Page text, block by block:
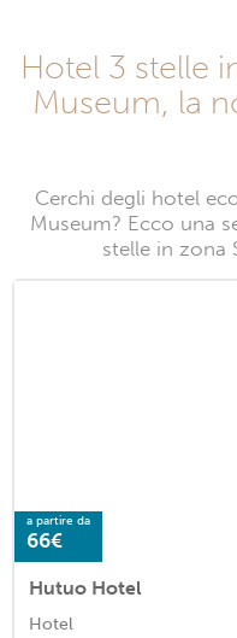
Hotel 3 stelle
Museum, la
Cerchi degli hotel
Museum? Ecco una
stelle in zona
a partire da
66€
Hutuo Hotel
Hotel